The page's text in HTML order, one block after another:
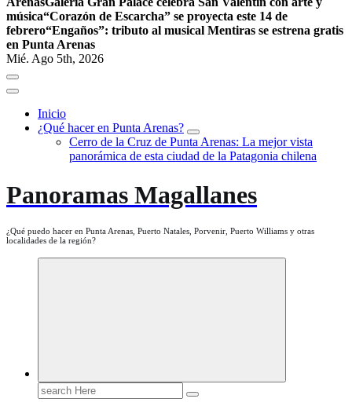
música“Corazón de Escarcha” se proyecta este 14 de
febrero“Engaños”: tributo al musical Mentiras se estrena gratis
en Punta Arenas
Mié. Ago 5th, 2026
Inicio
¿Qué hacer en Punta Arenas?
Cerro de la Cruz de Punta Arenas: La mejor vista
panorámica de esta ciudad de la Patagonia chilena
Panoramas Magallanes
¿Qué puedo hacer en Punta Arenas, Puerto Natales, Porvenir, Puerto Williams y otras
localidades de la región?
Search
for: